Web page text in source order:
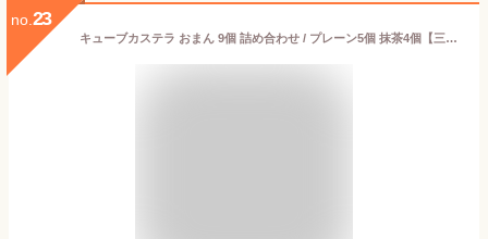
no. 23
キューブカステラ おまん 9個 詰め合わせ / プレーン5個 抹茶4個【三源庵】プレゼント プチギフト お歳暮 ギフト 無添加 お菓子 和菓子 お取り寄せ お中元 小分け 個包装 贈り物 人気 美味しい おやつ 敬老の日 誕生日 記念日 京都